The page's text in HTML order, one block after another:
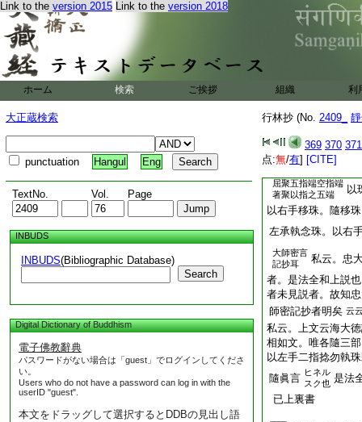
Link to the version 2015 Link to the version 2018
ホーム 検索 ご挨拶 組織 利
大正蔵検索
punctuation Hangul Eng
TextNo. Vol. Page
INBUDS
INBUDS(Bibliographic Database)
Search
Digital Dictionary of Buddhism
電子佛教辭典
パスワードがない場合は「guest」でログインしてくださ
い。
Users who do not have a password can log in with the
userID "guest".
本文をドラッグして選択するとDDBの見出し語
行林抄 (No. 2409_
369 370 371
点:無/有] [CITE]
樂觀念四臂八臂 乃
次部母印
二手内相叉。忍願
中道房説云。右手
轉珠是承珠云也。
見悉地軌
私檢台藏對授記云
又執珠法。隨三部
屈聚五指端空指端
著聚以指之五端
以
以右手移珠。隨移
左承執念珠。以右
大師密言
記抄耳
私云。忠
者。是法全和上説
者未見説者。故知
師密記抄者明矣 云
私云。上文云海大
相如文。唯各隨三
以左手二指捻勿執
隨眞言 ヒネル
スク也 是法
已上裏書